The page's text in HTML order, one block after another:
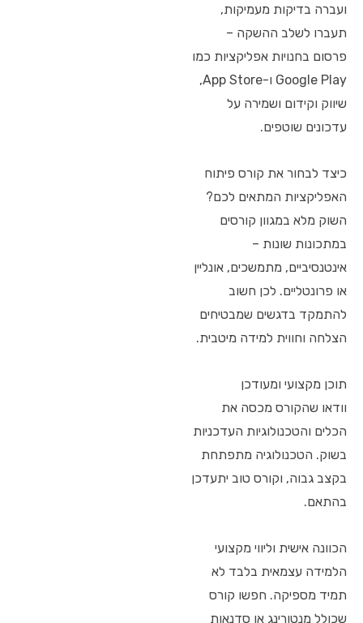
ועברה בדיקות מעמיקות,
תעברו לשלב ההשקה –
פרסום בחנויות אפליקציות כמו
Google Play ו-App Store,
שיווק וקידום ושמירה על
עדכונים שוטפים.
כיצד לבחור את קורס פיתוח
האפליקציות המתאים לכם?
השוק מלא במגוון קורסים
במתכונות שונות –
אינטנסיביים, מתמשכים, אונליין
או פרונטליים. לכן חשוב
להתמקד בדגשים שמבטיחים
הצלחה וחווית למידה מיטבית.
תוכן מקצועי ומעודכן
וודאו שהקורס מכסה את
הכלים והטכנולוגיות העדכניות
בשוק. הטכנולוגיה מתפתחת
בקצב גבוה, וקורס טוב יתעדכן
בהתאם.
הכוונה אישית וליווי מקצועי
הלמידה עצמאית בלבד לא
תמיד מספיקה. חפשו קורס
שכולל מנטורינג או סדנאות